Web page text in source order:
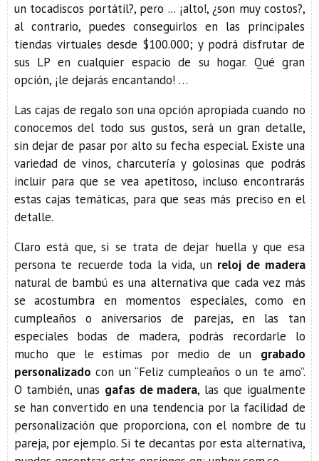
un tocadiscos portátil?, pero ... ¡alto!, ¿son muy costos?,
al contrario, puedes conseguirlos en las principales
tiendas virtuales desde $100.000; y podrá disfrutar de
sus LP en cualquier espacio de su hogar. Qué gran
opción, ¡le dejarás encantando! …
Las cajas de regalo son una opción apropiada cuando no
conocemos del todo sus gustos, será un gran detalle,
sin dejar de pasar por alto su fecha especial. Existe una
variedad de vinos, charcutería y golosinas que podrás
incluir para que se vea apetitoso, incluso encontrarás
estas cajas temáticas, para que seas más preciso en el
detalle.
Claro está que, si se trata de dejar huella y que esa
persona te recuerde toda la vida, un reloj de madera
natural de bambú es una alternativa que cada vez más
se acostumbra en momentos especiales, como en
cumpleaños o aniversarios de parejas, en las tan
especiales bodas de madera, podrás recordarle lo
mucho que le estimas por medio de un grabado
personalizado con un “Feliz cumpleaños o un te amo”.
O también, unas gafas de madera, las que igualmente
se han convertido en una tendencia por la facilidad de
personalización que proporciona, con el nombre de tu
pareja, por ejemplo. Si te decantas por esta alternativa,